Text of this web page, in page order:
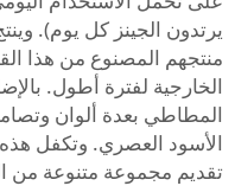
يرتدون الجينز كل يوم).
منتجهم المصنوع من هذا
الخارجية لفترة أطول.
المطاطي بعدة ألوان
الأسود العصري. وتكفل هذه
تقديم مجموعة متنوعة من